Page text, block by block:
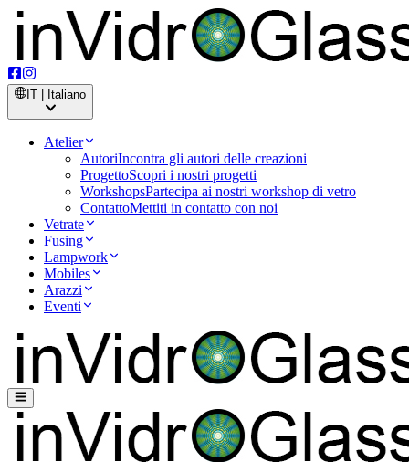
IT | Italiano
Atelier
AutoriIncontra gli autori delle creazioni
ProgettoScopri i nostri progetti
WorkshopsPartecipa ai nostri workshop di vetro
ContattoMettiti in contatto con noi
Vetrate
Fusing
Lampwork
Mobiles
Arazzi
Eventi